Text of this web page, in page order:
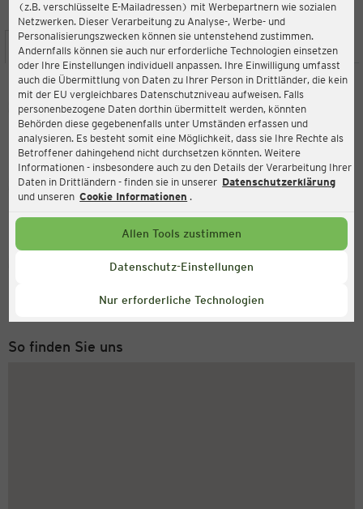
(z.B. verschlüsselte E-Mailadressen) mit Werbepartnern wie sozialen
Netzwerken. Dieser Verarbeitung zu Analyse-, Werbe- und
Personalisierungszwecken können sie untenstehend zustimmen.
Andernfalls können sie auch nur erforderliche Technologien einsetzen
oder Ihre Einstellungen individuell anpassen. Ihre Einwilligung umfasst
auch die Übermittlung von Daten zu Ihrer Person in Drittländer, die kein
mit der EU vergleichbares Datenschutzniveau aufweisen. Falls
personenbezogene Daten dorthin übermittelt werden, könnten
Behörden diese gegebenenfalls unter Umständen erfassen und
analysieren. Es besteht somit eine Möglichkeit, dass sie Ihre Rechte als
Betroffener dahingehend nicht durchsetzen könnten. Weitere
Informationen - insbesondere auch zu den Details der Verarbeitung Ihrer
Daten in Drittländern - finden sie in unserer Datenschutzerklärung
und unseren Cookie Informationen .
Allen Tools zustimmen
Datenschutz-Einstellungen
Nur erforderliche Technologien
4,7
Bewertung:
STANDORT SERVICES SORTIMENT AKTIONEN
Ernsting's family
Niederstr. 21, 47829 Krefeld
Aktuell:
Geöffnet
Service Hotline
Montag bis Freitag 8-18 Uhr
So finden Sie uns